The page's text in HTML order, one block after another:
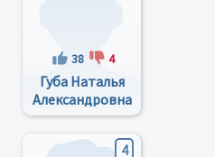
38 4
Губа Наталья
Александровна
4